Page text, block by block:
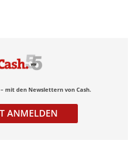
mit den Newslettern von Cash.
ANMELDEN